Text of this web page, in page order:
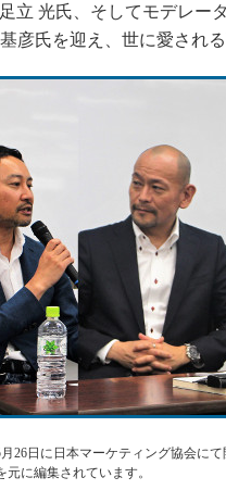
立 光氏、そしてモデレー
彦氏を迎え、世に愛され
26日に日本マーケティング協会に
に編集されています。